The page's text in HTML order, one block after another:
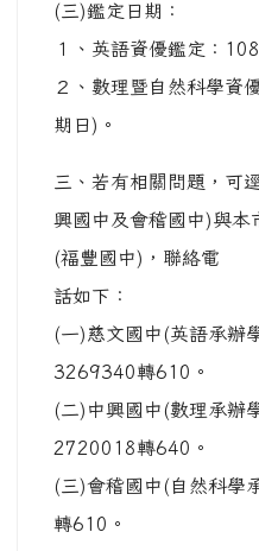
(三)鑑定日期：
１、英語資優鑑定：
２、數理暨自然科學資
期日)。
三、若有相關問題，可
興國中及會稽國中)與本
(福豐國中)，聯絡電
話如下：
(一)慈文國中(英語承辦
3269340轉610。
(二)中興國中(數理承辦
2720018轉640。
(三)會稽國中(自然科
轉610。